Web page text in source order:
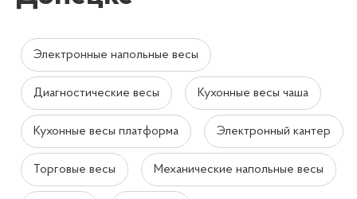
Электронные напольные весы
Диагностические весы Кухонные весы чаша
Кухонные весы платформа Электронный кантер
Торговые весы Механические напольные весы